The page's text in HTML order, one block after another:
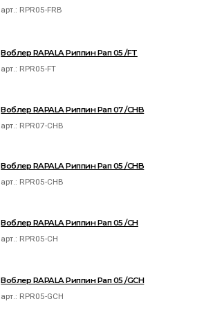
арт.: RPR05-FRB
Воблер RAPALA Риппин Рап 05 /FT
арт.: RPR05-FT
Воблер RAPALA Риппин Рап 07 /CHB
арт.: RPR07-CHB
Воблер RAPALA Риппин Рап 05 /CHB
арт.: RPR05-CHB
Воблер RAPALA Риппин Рап 05 /CH
арт.: RPR05-CH
Воблер RAPALA Риппин Рап 05 /GCH
арт.: RPR05-GCH